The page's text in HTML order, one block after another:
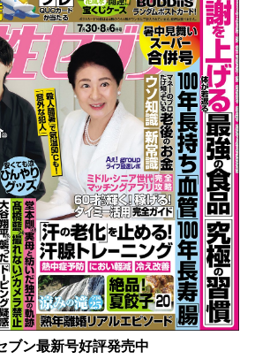
ブン最新号好評発売中